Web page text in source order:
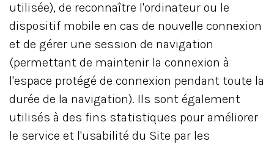
utilisée), de reconnaître l'ordinateur ou le
dispositif mobile en cas de nouvelle connexion
et de gérer une session de navigation
(permettant de maintenir la connexion à
l'espace protégé de connexion pendant toute la
durée de la navigation). Ils sont également
utilisés à des fins statistiques pour améliorer
le service et l'usabilité du Site par les